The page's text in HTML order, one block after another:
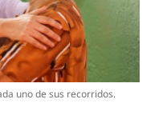
uno de sus recorridos.